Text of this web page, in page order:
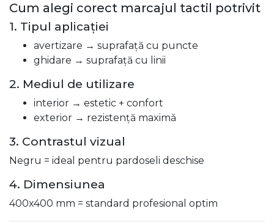
Cum alegi corect marcajul tactil potrivit
1. Tipul aplicației
avertizare → suprafață cu puncte
ghidare → suprafață cu linii
2. Mediul de utilizare
interior → estetic + confort
exterior → rezistență maximă
3. Contrastul vizual
Negru = ideal pentru pardoseli deschise
4. Dimensiunea
400x400 mm = standard profesional optim